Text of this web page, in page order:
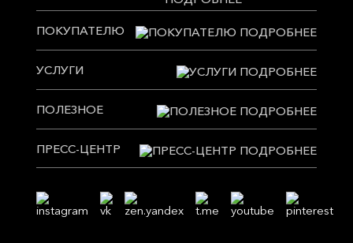
ПОКУПАТЕЛЮ
УСЛУГИ
ПОЛЕЗНОЕ
ПРЕСС-ЦЕНТР